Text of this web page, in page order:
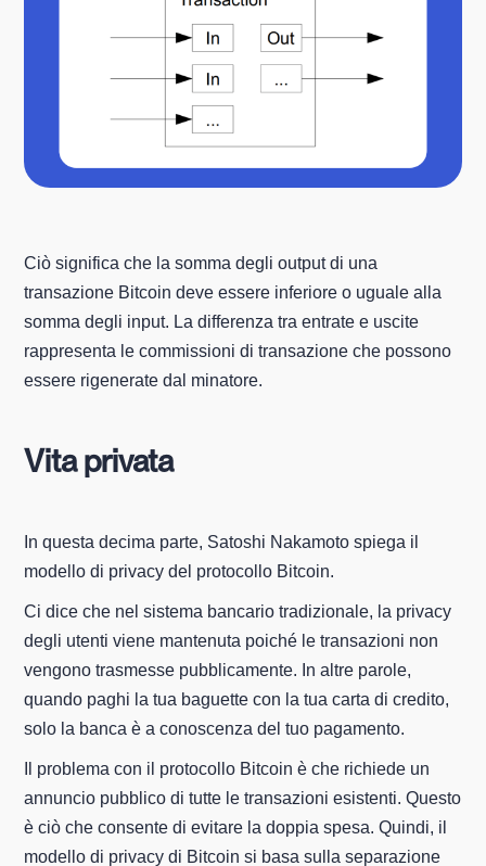
Ciò significa che la somma degli output di una
transazione Bitcoin deve essere inferiore o uguale alla
somma degli input. La differenza tra entrate e uscite
rappresenta le commissioni di transazione che possono
essere rigenerate dal minatore.
Vita privata
In questa decima parte, Satoshi Nakamoto spiega il
modello di privacy del protocollo Bitcoin.
Ci dice che nel sistema bancario tradizionale, la privacy
degli utenti viene mantenuta poiché le transazioni non
vengono trasmesse pubblicamente. In altre parole,
quando paghi la tua baguette con la tua carta di credito,
solo la banca è a conoscenza del tuo pagamento.
Il problema con il protocollo Bitcoin è che richiede un
annuncio pubblico di tutte le transazioni esistenti. Questo
è ciò che consente di evitare la doppia spesa. Quindi, il
modello di privacy di Bitcoin si basa sulla separazione